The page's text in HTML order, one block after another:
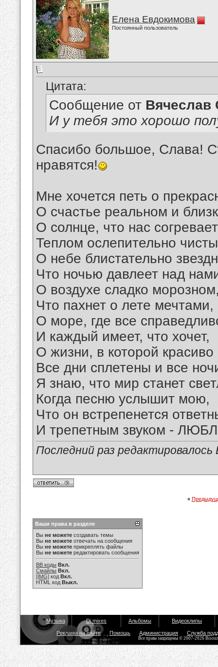
Елена Евдокимова
Постоянный пользователь
Цитата:
Сообщение от Вячеслав
И у тебя это хорошо
Спасибо большое, Слава!
нравятся!
Мне хочется петь о
О счастье реальном и
О солнце, что нас согревает
Теплом ослепительно
О небе блистательно
Что ночью давлеет над
О воздухе сладко
Что пахнет о лете мечтами,
О море, где все
И каждый имеет, что хочет,
О жизни, в которой красиво
Все дни сплетены и все
Я знаю, что мир станет
Когда песню услышит мою,
Что он встрепенется
И трепетным звуком -
Последний раз
«
Ваши права в разделе
Вы не можете создавать темы
Вы не можете отвечать на сообщения
Вы не можете прикреплять файлы
Вы не можете редактировать сообщения
BB коды Вкл.
Смайлы Вкл.
[IMG] код Вкл.
HTML код Выкл.
Музыка Dj mixes Альбомы Видеоклипы
Реклама на сайте Помощь Администрация Служба
Все права защищены © 2007-2026